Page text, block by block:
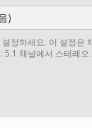
)
정하세요. 이 설정은
5.1 채널에서 스테레오